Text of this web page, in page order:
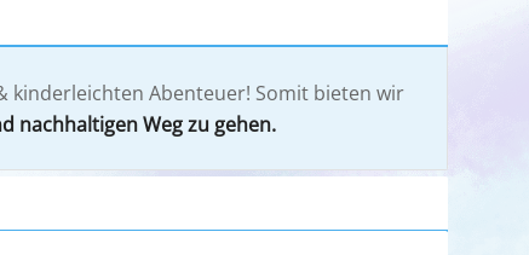
kinderleichten Abenteuer! Somit bieten wir
nachhaltigen Weg zu gehen.